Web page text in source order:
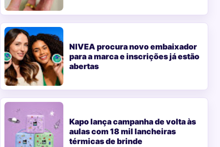
NIVEA procura novo embaixador
para a marca e inscrições já estão
abertas
Kapo lança campanha de volta às
aulas com 18 mil lancheiras
térmicas de brinde